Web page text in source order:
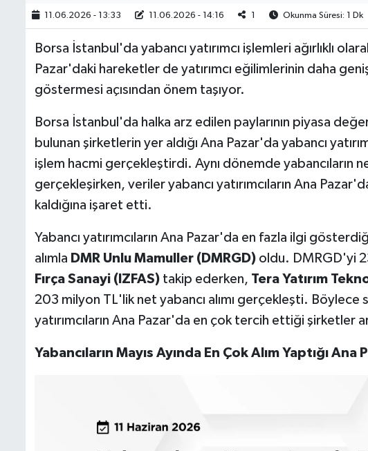
11.06.2026 - 13:33 11.06.2026 - 14:16 Okunma Süresi: 1 Dk
Borsa İstanbul'da yabancı yatırımcı işlemleri ağırlıklı
Pazar'daki hareketler de yatırımcı eğilimlerinin daha
göstermesi açısından önem taşıyor.
Borsa İstanbul'da halka arz edilen paylarının piyasa
bulunan şirketlerin yer aldığı Ana Pazar'da yabancı
işlem hacmi gerçekleştirdi. Aynı dönemde yabancıların
gerçekleşirken, veriler yabancı yatırımcıların Ana
kaldığına işaret etti.
Yabancı yatırımcıların Ana Pazar'da en fazla ilgi
alımla DMR Unlu Mamuller (DMRGD) oldu. DMRGD'yi
Fırça Sanayi (IZFAS) takip ederken, Tera Yatırım
203 milyon TL'lik net yabancı alımı gerçekleşti. Böylece
yatırımcıların Ana Pazar'da en çok tercih ettiği şirketler
Yabancıların Mayıs Ayında En Çok Alım Yaptığı